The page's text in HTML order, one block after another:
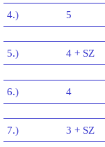
4.) 5
5.) 4 + SZ
6.) 4
7.) 3 + SZ